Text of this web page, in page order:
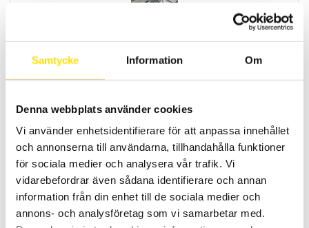
Samtycke Information Om
Denna webbplats använder cookies
Vi använder enhetsidentifierare för att anpassa innehållet
och annonserna till användarna, tillhandahålla funktioner
för sociala medier och analysera vår trafik. Vi
vidarebefordrar även sådana identifierare och annan
information från din enhet till de sociala medier och
annons- och analysföretag som vi samarbetar med.
GB minne för långa loggningar. För mätning av spänning mellan
5,870.00kr – 6,495.00krPrisintervall:
5,870.00 kr
till
6,495.00 kr